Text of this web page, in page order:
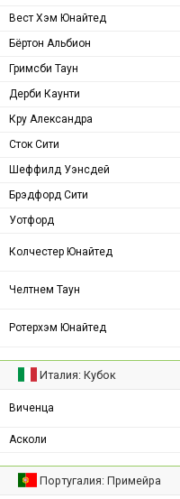
Вест Хэм Юнайтед
Бёртон Альбион
Гримсби Таун
Дерби Каунти
Кру Александра
Сток Сити
Шеффилд Уэнсдей
Брэдфорд Сити
Уотфорд
Колчестер Юнайтед
Челтнем Таун
Ротерхэм Юнайтед
Италия: Кубок
Виченца
Асколи
Португалия: Примейра